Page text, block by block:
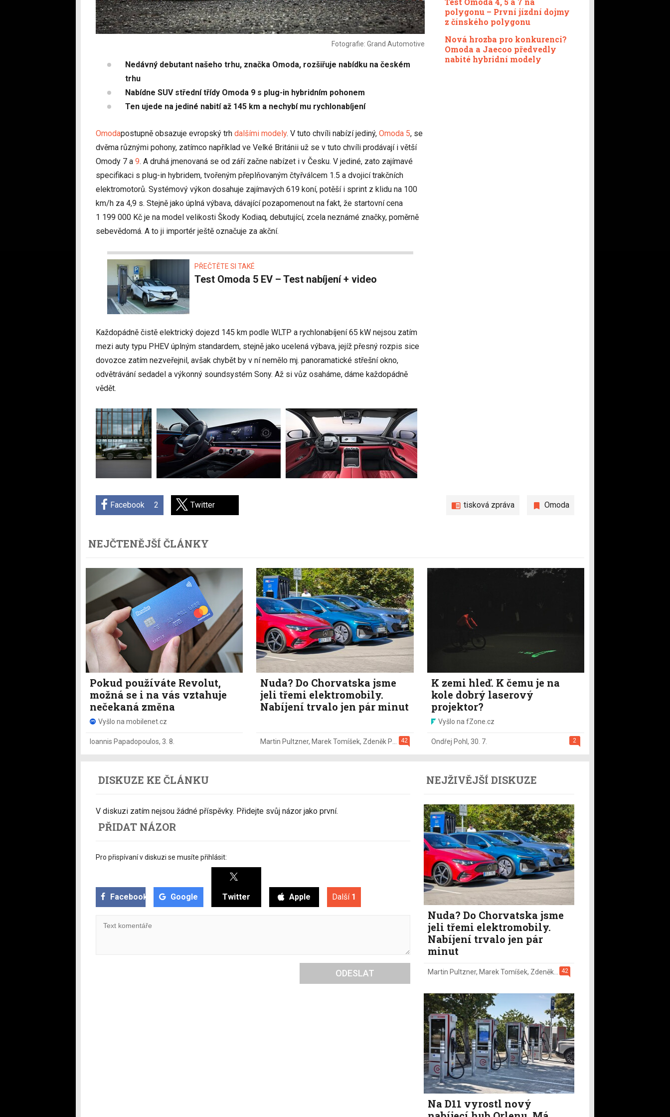
Fotografie: Grand Automotive
Nedávný debutant našeho trhu, značka Omoda, rozšiřuje nabídku na českém
trhu
Nabídne SUV střední třídy Omoda 9 s plug-in hybridním pohonem
Ten ujede na jediné nabití až 145 km a nechybí mu rychlonabíjení
Omodapostupně obsazuje evropský trh dalšími modely. V tuto chvíli nabízí jediný, Omoda 5, se
dvěma různými pohony, zatímco například ve Velké Británii už se v tuto chvíli prodávají i větší
Omody 7 a 9. A druhá jmenovaná se od září začne nabízet i v Česku. V jediné, zato zajímavé
specifikaci s plug-in hybridem, tvořeným přeplňovaným čtyřválcem 1.5 a dvojicí trakčních
elektromotorů. Systémový výkon dosahuje zajímavých 619 koní, potěší i sprint z klidu na 100
km/h za 4,9 s. Stejně jako úplná výbava, dávající pozapomenout na fakt, že startovní cena
1 199 000 Kč je na model velikosti Škody Kodiaq, debutující, zcela neznámé značky, poměrně
sebevědomá. A to ji importér ještě označuje za akční.
PŘEČTĚTE SI TAKÉ
Test Omoda 5 EV – Test nabíjení + video
Každopádně čistě elektrický dojezd 145 km podle WLTP a rychlonabíjení 65 kW nejsou zatím
mezi auty typu PHEV úplným standardem, stejně jako ucelená výbava, jejíž přesný rozpis sice
dovozce zatím nezveřejnil, avšak chybět by v ní nemělo mj. panoramatické střešní okno,
odvětrávání sedadel a výkonný soundsystém Sony. Až si vůz osaháme, dáme každopádně
vědět.
tisková zpráva Omoda
Facebook 2 Twitter
polygonu – První jízdní dojmy
z čínského polygonu
Nová hrozba pro konkurenci?
Omoda a Jaecoo předvedly
nabité hybridní modely
NEJČTENĚJŠÍ ČLÁNKY
Pokud používáte Revolut,
možná se i na vás vztahuje
nečekaná změna
Vyšlo na mobilenet.cz
Ioannis Papadopoulos, 3. 8.
Nuda? Do Chorvatska jsme
jeli třemi elektromobily.
Nabíjení trvalo jen pár minut
42
Martin Pultzner, Marek Tomíšek, Zdeněk Pečený
K zemi hleď. K čemu je na
kole dobrý laserový
projektor?
Vyšlo na fZone.cz
2
Ondřej Pohl , 30. 7.
DISKUZE KE ČLÁNKU
V diskuzi zatím nejsou žádné příspěvky. Přidejte svůj názor jako první.
PŘIDAT NÁZOR
Pro přispívaní v diskuzi se musíte přihlásit:
Facebook Google Twitter Apple Další 1
ODESLAT
NEJŽIVĚJŠÍ DISKUZE
Nuda? Do Chorvatska jsme
jeli třemi elektromobily.
Nabíjení trvalo jen pár
minut
42
Martin Pultzner,Marek Tomíšek, Zdeněk Pečený
Na D11 vyrostl nový